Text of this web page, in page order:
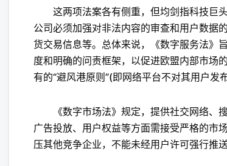
这两项法案各有侧重，但均剑指科技巨头
公司必须加强对非法内容的审查和用户数据
货交易信息等。总体来说，《数字服务法》
度和明确的问责框架，以促进欧盟内部市场
有的“避风港原则”(即网络平台不对其用户发
《数字市场法》规定，提供社交网络、搜
广告投放、用户权益等方面需接受严格的市
压其他竞争企业，不能未经用户许可强行推